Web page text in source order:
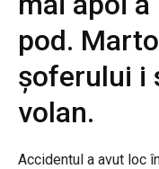
pod.
șoferului i
volan.
Accidentul a avut loc